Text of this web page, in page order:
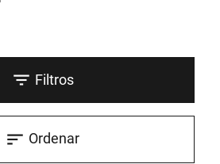
Filtros
Ordenar